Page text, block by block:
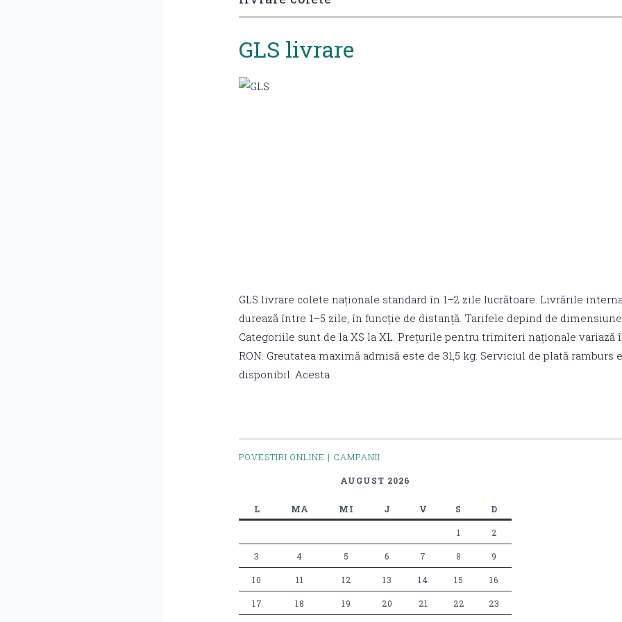
GLS livrare
GLS livrare colete naționale standard în 1–2 zile lucrătoare. Livrările
durează între 1–5 zile, în funcție de distanță. Tarifele depind de
Categoriile sunt de la XS la XL. Prețurile pentru trimiteri naționale variază
RON. Greutatea maximă admisă este de 31,5 kg. Serviciul de plată ramburs
disponibil. Acesta
POVESTIRI ONLINE | CAMPANII
AUGUST 2026
L MA MI J V S D
1 2
3 4 5 6 7 8 9
10 11 12 13 14 15 16
17 18 19 20 21 22 23